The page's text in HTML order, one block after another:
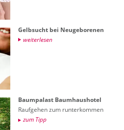
Gelb­sucht bei Neu­ge­bo­re­nen
wei­ter­le­sen
Baum­pa­last Baum­haus­ho­tel
Rauf­ge­hen zum run­ter­kom­men
zum Tipp